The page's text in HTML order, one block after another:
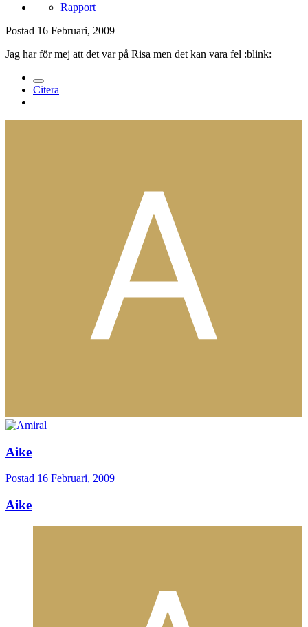
Rapport
Postad 16 Februari, 2009
Jag har för mej att det var på Risa men det kan vara fel :blink:
Citera
Aike
Postad 16 Februari, 2009
Aike